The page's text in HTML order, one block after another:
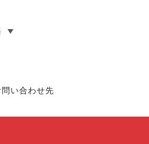
問い合わせ先